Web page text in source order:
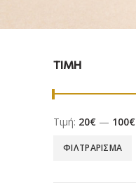
ΤΙΜΗ
ΦΙΛΤΡΆΡΙΣΜΑ
Τιμή: 20€ — 100€